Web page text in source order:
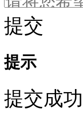
提交
提示
提交成